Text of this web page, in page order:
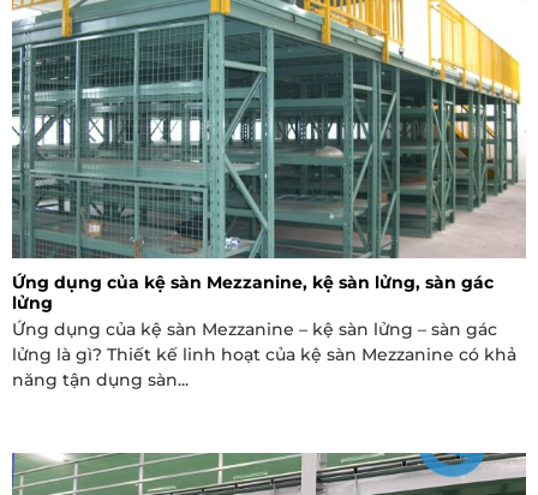
Ứng dụng của kệ sàn Mezzanine, kệ sàn lửng, sàn gác
lửng
Ứng dụng của kệ sàn Mezzanine – kệ sàn lửng – sàn gác
lửng là gì? Thiết kế linh hoạt của kệ sàn Mezzanine có khả
năng tận dụng sàn...